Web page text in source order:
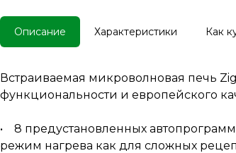
Описание Характеристики Как
Встраиваемая микроволновая печь
функциональности и европейского
• 8 предустановленных
режим нагрева как для сложных